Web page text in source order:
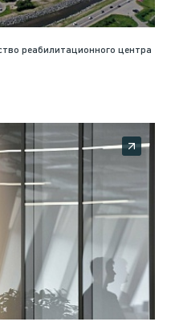
реабилитационного центра